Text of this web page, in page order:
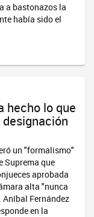
a bastonazos la
había sido el
hecho lo que
un "formalismo"
Suprema que
aprobada
alta "nunca
Fernández
en la